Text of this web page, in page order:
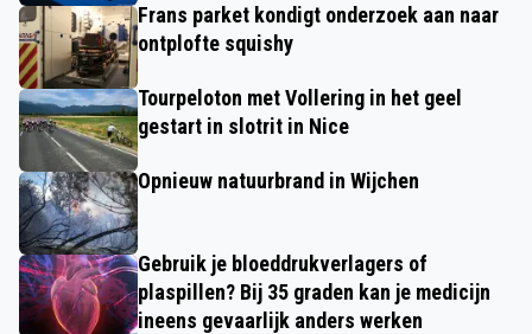
Frans parket kondigt onderzoek aan naar
ontplofte squishy
Tourpeloton met Vollering in het geel
gestart in slotrit in Nice
Opnieuw natuurbrand in Wijchen
Gebruik je bloeddrukverlagers of
plaspillen? Bij 35 graden kan je medicijn
ineens gevaarlijk anders werken